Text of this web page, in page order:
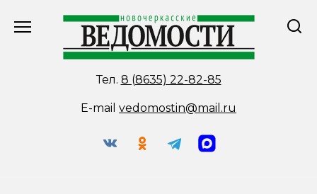
Тел. 8 (8635) 22-82-85
E-mail vedomostin@mail.ru